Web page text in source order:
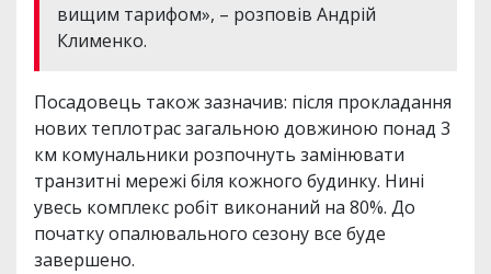
вищим тарифом», – розповів Андрій
Клименко.
Посадовець також зазначив: після прокладання
нових теплотрас загальною довжиною понад 3
км комунальники розпочнуть замінювати
транзитні мережі біля кожного будинку. Нині
увесь комплекс робіт виконаний на 80%. До
початку опалювального сезону все буде
завершено.